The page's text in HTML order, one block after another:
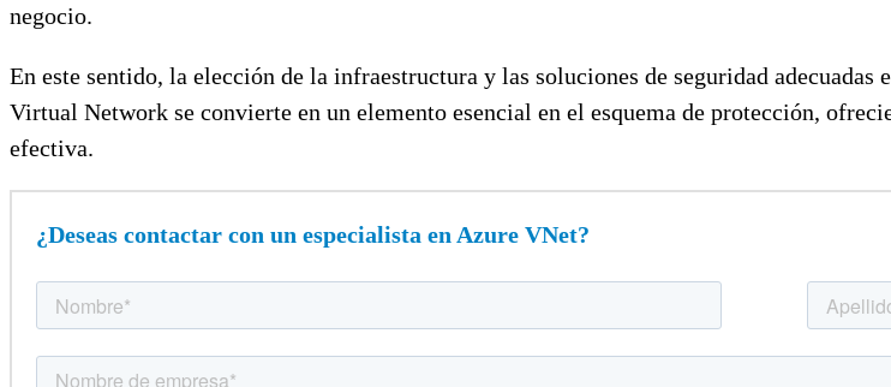
negocio.
En este sentido, la elección de la infraestructura y las soluciones de seguridad
Virtual Network se convierte en un elemento esencial en el esquema de protección,
efectiva.
¿Deseas contactar con un especialista en Azure VNet?